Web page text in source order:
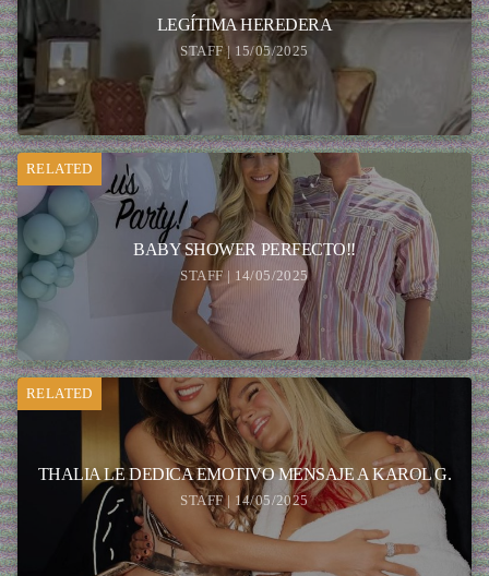
LEGÍTIMA HEREDERA
STAFF | 15/05/2025
RELATED
BABY SHOWER PERFECTO!!
STAFF | 14/05/2025
RELATED
THALIA LE DEDICA EMOTIVO MENSAJE A KAROL G.
STAFF | 14/05/2025